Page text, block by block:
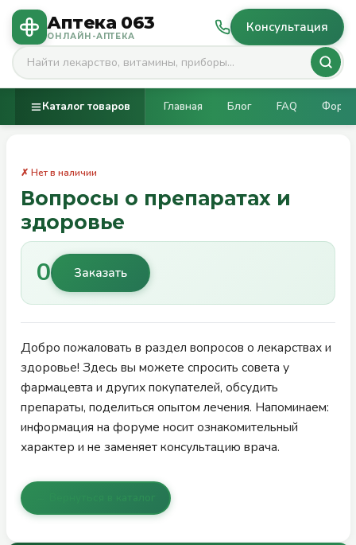
Аптека 063
ОНЛАЙН-АПТЕКА
Консультация
Каталог товаров Главная Блог FAQ Форум
✗ Нет в наличии
Вопросы о препаратах и
здоровье
0 Заказать
Добро пожаловать в раздел вопросов о лекарствах и
здоровье! Здесь вы можете спросить совета у
фармацевта и других покупателей, обсудить
препараты, поделиться опытом лечения. Напоминаем:
информация на форуме носит ознакомительный
характер и не заменяет консультацию врача.